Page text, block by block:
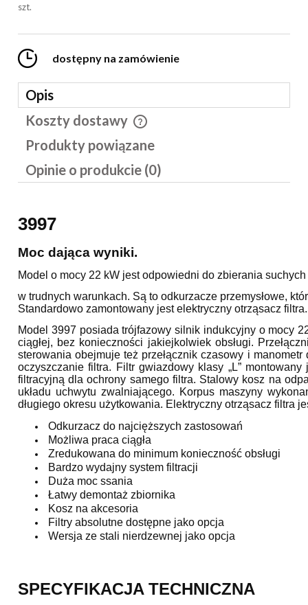
szt.
dostępny na zamówienie
Opis
Koszty dostawy
Cena nie zawiera ewentualnych kosztów płatności
Produkty powiązane
Opinie o produkcie (0)
3997
Moc dająca wyniki.
Model o mocy 22 kW jest odpowiedni do zbierania
w trudnych warunkach. Są to odkurzacze przemysłowe,
Standardowo zamontowany jest elektryczny otrząsacz filtra.
Model 3997 posiada trójfazowy silnik indukcyjny o mocy
ciągłej, bez konieczności jakiejkolwiek obsługi.
sterowania obejmuje też przełącznik czasowy i
oczyszczanie filtra. Filtr gwiazdowy klasy „L”
filtracyjną dla ochrony samego filtra. Stalowy kosz na
układu uchwytu zwalniającego. Korpus maszyny
długiego okresu użytkowania. Elektryczny otrząsacz filtra
Odkurzacz do najcięższych zastosowań
Możliwa praca ciągła
Zredukowana do minimum konieczność obsługi
Bardzo wydajny system filtracji
Duża moc ssania
Łatwy demontaż zbiornika
Kosz na akcesoria
Filtry absolutne dostępne jako opcja
Wersja ze stali nierdzewnej jako opcja
SPECYFIKACJA TECHNICZNA